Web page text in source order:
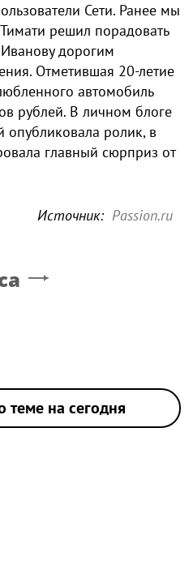
Сети. Ранее мы
решил порадовать
дорогим
Отметившая 20-летие
автомобиль
рублей. В личном блоге
опубликовала ролик, в
главный сюрприз от
Источник: Passion.ru
теме на сегодня